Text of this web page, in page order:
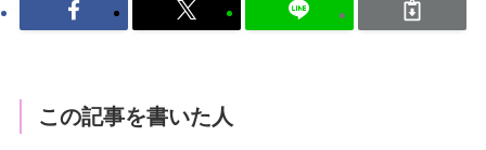
この記事を書いた人